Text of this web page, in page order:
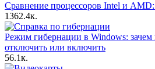
Сравнение процессоров Intel и
1362.4к.
Режим гибернации в Windows: зачем
отключить или включить
56.1к.